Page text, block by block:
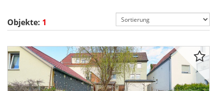
Objekte: 1